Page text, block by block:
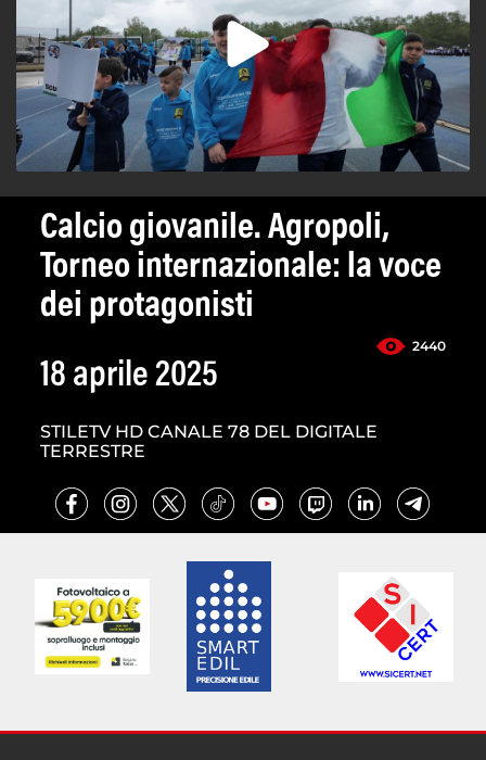
Calcio giovanile. Agropoli,
Torneo internazionale: la voce
dei protagonisti
2440
18 aprile 2025
STILETV HD CANALE 78 DEL DIGITALE
TERRESTRE